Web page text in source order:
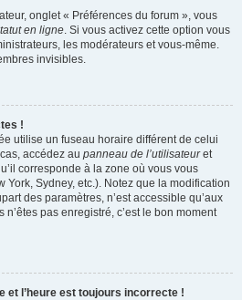
onglet « Préférences du forum », vous
en ligne. Si vous activez cette option vous
les modérateurs et vous-même.
invisibles.
!
utilise un fuseau horaire différent de celui
accédez au panneau de l’utilisateuret
corresponde à la zone où vous vous
York, Sydney, etc.). Notez que la modification
des paramètres, n’est accessible qu’aux
pas enregistré, c’est le bon moment
et l’heure est toujours incorrecte !